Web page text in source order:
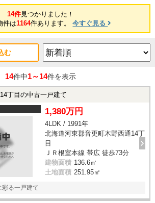
14件見つかりました！
件は1164件あります。今すぐ見る
む
14件中1～14件を表示
丁目の中古一戸建て
1,380万円
4LDK / 1991年
北海道河東郡音更町木野西通14丁
目
ＪＲ根室本線 帯広 徒歩73分
建物面積 136.6㎡
土地面積 251.95㎡
彩る一戸建て